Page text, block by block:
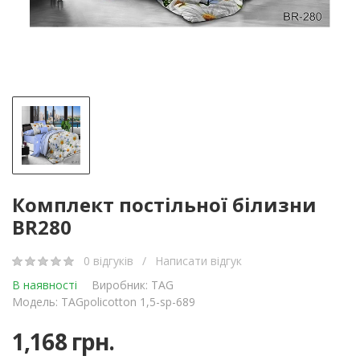
Комплект постільної білизни
BR280
0 відгуків /
Написати відгук
В наявності
Виробник: TAG
Модель: TAGpolicotton 1,5-sp-689
1,168 грн.